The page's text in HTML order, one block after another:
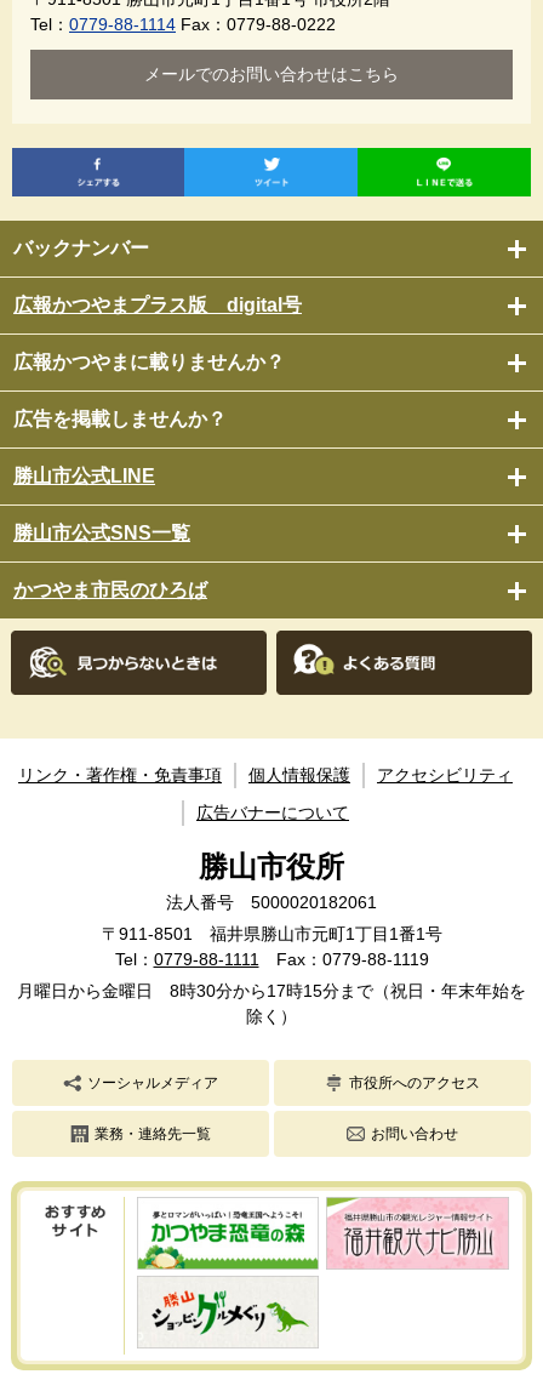
バックナンバー
広報かつやまプラス版 digital号
広報かつやまに載りませんか？
広告を掲載しませんか？
勝山市公式LINE
勝山市公式SNS一覧
かつやま市民のひろば
Tel： 0779-88-1114 Fax：0779-88-0222
メールでのお問い合わせはこちら
リンク・著作権・免責事項 個人情報保護
アクセシビリティ
広告バナーについて
勝山市役所
法人番号 5000020182061
〒911-8501 福井県勝山市元町1丁目1番1号
Tel： 0779-88-1111
Fax：0779-88-1119
月曜日から金曜日 8時30分から17時15分まで（祝日・年末年始を
除く）
ソーシャルメディア 市役所へのアクセス
業務・連絡先一覧 お問い合わせ